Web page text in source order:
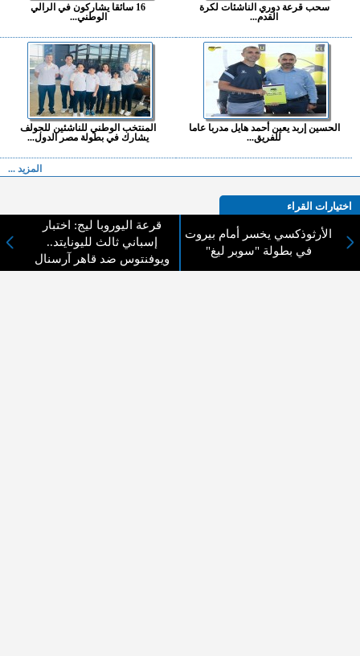
سحب قرعة دوري الناشئات لكرة
القدم...
16 سائقا يشاركون في الرالي
الوطني...
الحسين إربد يعين أحمد هايل مدربا عاما
للفريق...
المنتخب الوطني للناشئين للجولف
يشارك في بطولة مصر الدول...
المزيد ...
اختيارات القراء
لا يوجد مقالات
الأرثوذكسي يخسر أمام بيروت
في بطولة "سوبر ليغ"
قرعة اليوروبا ليج: اختبار
إسباني ثالث لليونايتد..
ويوفنتوس ضد قاهر آرسنال